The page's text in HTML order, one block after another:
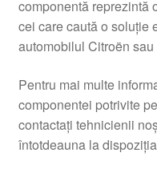
componentă reprezintă
cei care caută o soluție
automobilul Citroën sau
Pentru mai multe
componentei potrivite
contactați tehnicienii
întotdeauna la